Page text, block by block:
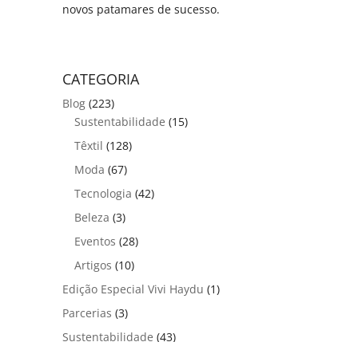
novos patamares de sucesso.
CATEGORIA
Blog (223)
Sustentabilidade (15)
Têxtil (128)
Moda (67)
Tecnologia (42)
Beleza (3)
Eventos (28)
Artigos (10)
Edição Especial Vivi Haydu (1)
Parcerias (3)
Sustentabilidade (43)